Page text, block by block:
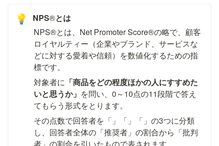
💡 NPS®︎とは
NPS®︎とは、Net Promoter Score®︎の略で、顧客
ロイヤルティー（企業やブランド、サービスな
どに対する愛着や信頼）を数値化するための指
標です。
対象者に 「商品をどの程度ほかの人にすすめた
いと思うか」 を問い、0～10点の11段階で答え
てもらう形式をとります。
その点数で回答者を「 」「 」「 」の3つに分類
し、回答者全体の「推奨者」の割合から「批判